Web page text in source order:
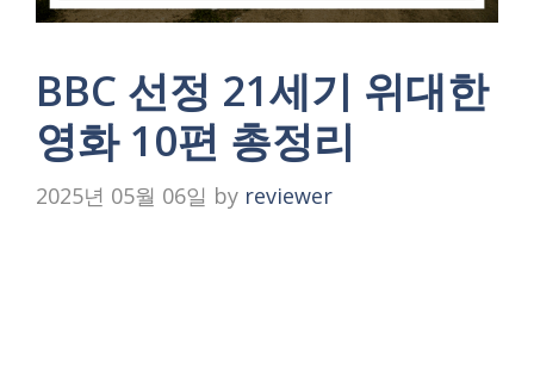
BBC 선정 21세기 위대한
영화 10편 총정리
2025년 05월 06일 by reviewer